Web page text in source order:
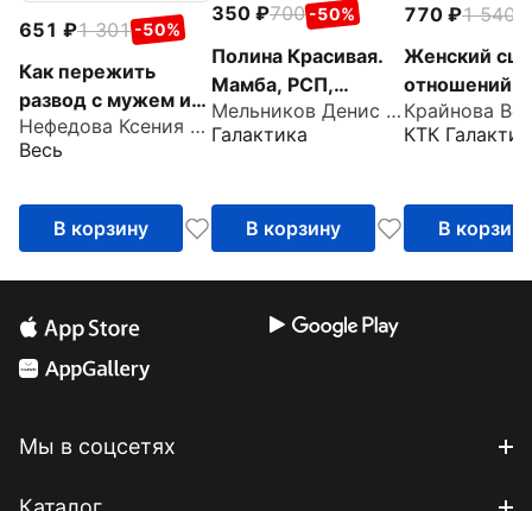
651 1 301 -50%
Как пережить
развод с мужем и
обрести новый
смысл жизни
Нефедова Ксения Леонидовна
Весь
В корзину
350 700 -50%
Полина Красивая.
Мамба, РСП,
любовь без секса,
или Убийца мужчин
Мельников Денис Андреевич
Галактика
В корзину
770 1 540
Женский
отношений.
понять и
Книга-
Крайнова
КТК
В корзину
Мы в соцсетях